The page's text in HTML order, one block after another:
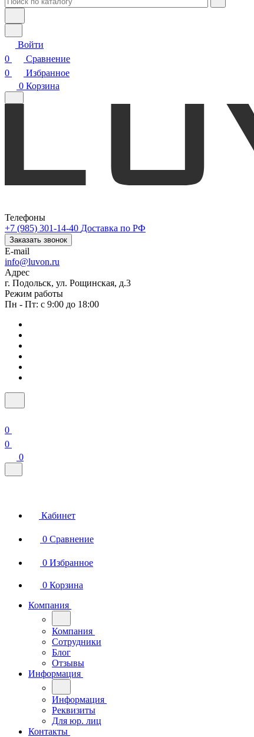
Войти
0
Сравнение
0
Избранное
0 Корзина
Телефоны
+7 (985) 301-14-40 Доставка по РФ
Заказать звонок
E-mail
info@luvon.ru
Адрес
г. Подольск, ул. Рощинская, д.3
Режим работы
Пн - Пт: с 9:00 до 18:00
0
0
0
Кабинет
0 Сравнение
0 Избранное
0 Корзина
Компания
Компания
Сотрудники
Блог
Отзывы
Информация
Информация
Реквизиты
Для юр. лиц
Контакты